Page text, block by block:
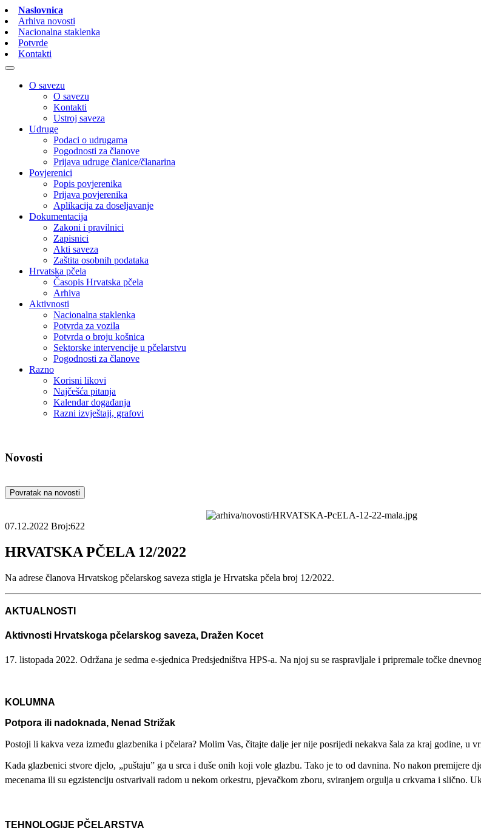
Naslovnica
Arhiva novosti
Nacionalna staklenka
Potvrde
Kontakti
O savezu
O savezu
Kontakti
Ustroj saveza
Udruge
Podaci o udrugama
Pogodnosti za članove
Prijava udruge članice/članarina
Povjerenici
Popis povjerenika
Prijava povjerenika
Aplikacija za doseljavanje
Dokumentacija
Zakoni i pravilnici
Zapisnici
Akti saveza
Zaštita osobnih podataka
Hrvatska pčela
Časopis Hrvatska pčela
Arhiva
Aktivnosti
Nacionalna staklenka
Potvrda za vozila
Potvrda o broju košnica
Sektorske intervencije u pčelarstvu
Pogodnosti za članove
Razno
Korisni likovi
Najčešća pitanja
Kalendar događanja
Razni izvještaji, grafovi
Novosti
Povratak na novosti
07.12.2022 Broj:622
HRVATSKA PČELA 12/2022
Na adrese članova Hrvatskog pčelarskog saveza stigla je Hrvatska pčela broj 12/2022.
AKTUALNOSTI
Aktivnosti Hrvatskoga pčelarskog saveza, Dražen Kocet
17. listopada 2022. Održana je sedma e-sjednica Predsjedništva HPS-a. Na njoj su se raspravljale i pripremale točke
KOLUMNA
Potpora ili nadoknada, Nenad Strižak
Postoji li kakva veza između glazbenika i pčelara? Molim Vas, čitajte dalje jer nije posrijedi nekakva šala za kraj godine, u
Kada glazbenici stvore djelo, „puštaju” ga u srca i duše onih koji vole glazbu. Tako je to od davnina. No nakon
mecenama ili su egzistenciju ostvarivali radom u nekom orkestru, pjevačkom zboru, sviranjem orgulja u crkvama i slično.
TEHNOLOGIJE PČELARSTVA